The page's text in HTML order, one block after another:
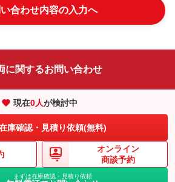
合わせ内容の入力へ
に関するお問い合わせ
現在0人が検討中
庫確認・見積り依頼(無料)
オンライン
商談予約
まずは在庫確認・見積り依頼